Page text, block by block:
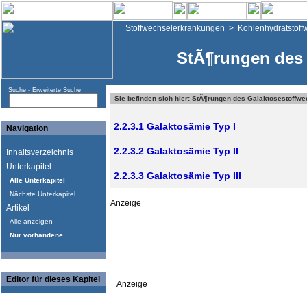
Stoffwechselerkrankungen >
StÃ¶rungen
Suche - Erweiterte Suche
Navigation
Inhaltsverzeichnis
Unterkapitel
Alle Unterkapitel
Nächste Unterkapitel
Artikel
Alle anzeigen
Nur vorhandene
Editor für dieses Kapitel
Sie befinden sich hier: StÃ¶rungen des
2.2.3.1 Galaktosämie Typ I
2.2.3.2 Galaktosämie Typ II
2.2.3.3 Galaktosämie Typ III
Anzeige
Anzeige